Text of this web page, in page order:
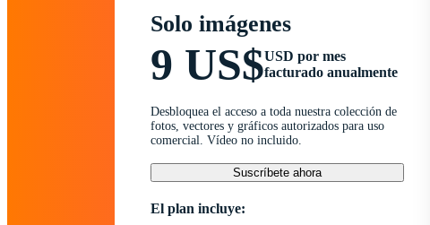
Solo imágenes
9 US$USD por mes
facturado anualmente
Desbloquea el acceso a toda nuestra colección de
fotos, vectores y gráficos autorizados para uso
comercial. Vídeo no incluido.
Suscríbete ahora
El plan incluye: